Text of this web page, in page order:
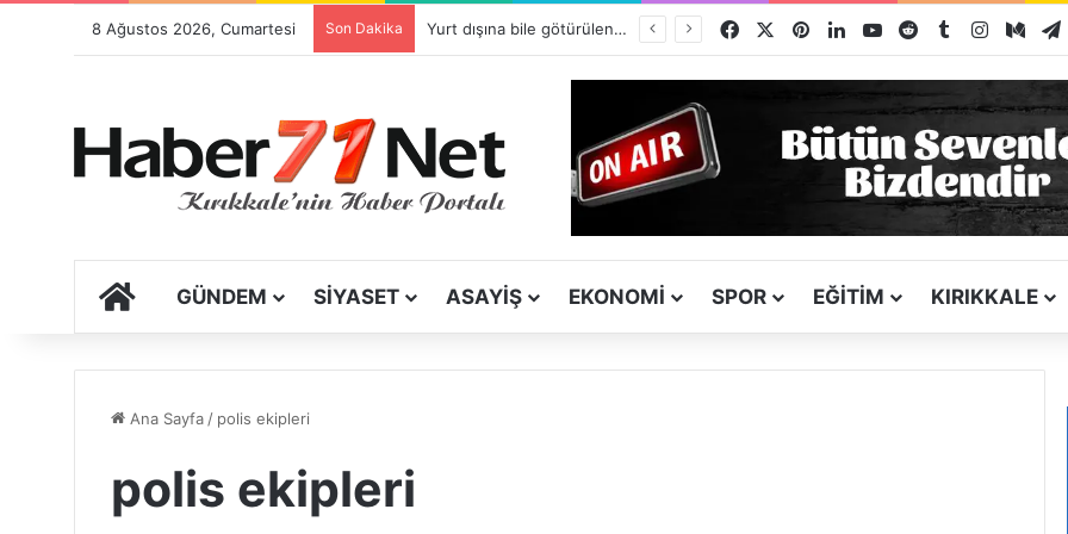
8 Ağustos 2026, Cumartesi Son Dakika Yurt dışına bile götürülen Kırıkkale simidi listede neden yok? Facebook PinterestLinkedInYouTubeRedditTumblrInstagram
ANA SAYFA
GÜNDEM SIYASET ASAYIŞ EKONOMI SPOR EĞITIM KIRIKKALE
Ana Sayfa/ polis ekipleri
polis ekipleri